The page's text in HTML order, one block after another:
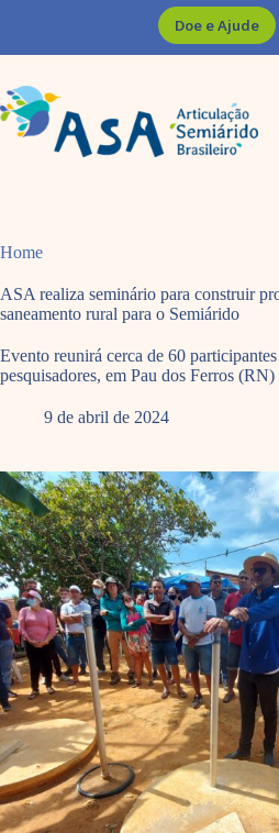
Doe e Ajude
Home
ASA realiza seminário para construir
saneamento rural para o Semiárido
Evento reunirá cerca de 60
pesquisadores, em Pau dos Ferros (RN)
9 de abril de 2024